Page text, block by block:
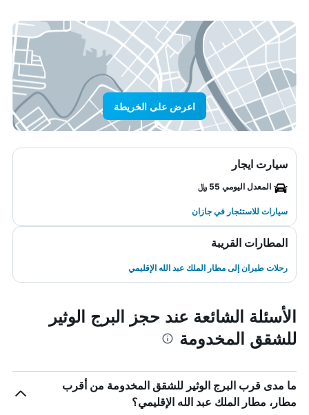
اعرض على الخريطة
سيارت ايجار
المعدل اليومي 55 ﷼
سيارات للاستئجار في جازان
المطارات القريبة
رحلات طيران إلى مطار الملك عبد الله الإقليمي
الأسئلة الشائعة عند حجز البرج الوثير
للشقق المخدومة
ما مدى قرب البرج الوثير للشقق المخدومة من أقرب
مطار، مطار الملك عبد الله الإقليمي؟